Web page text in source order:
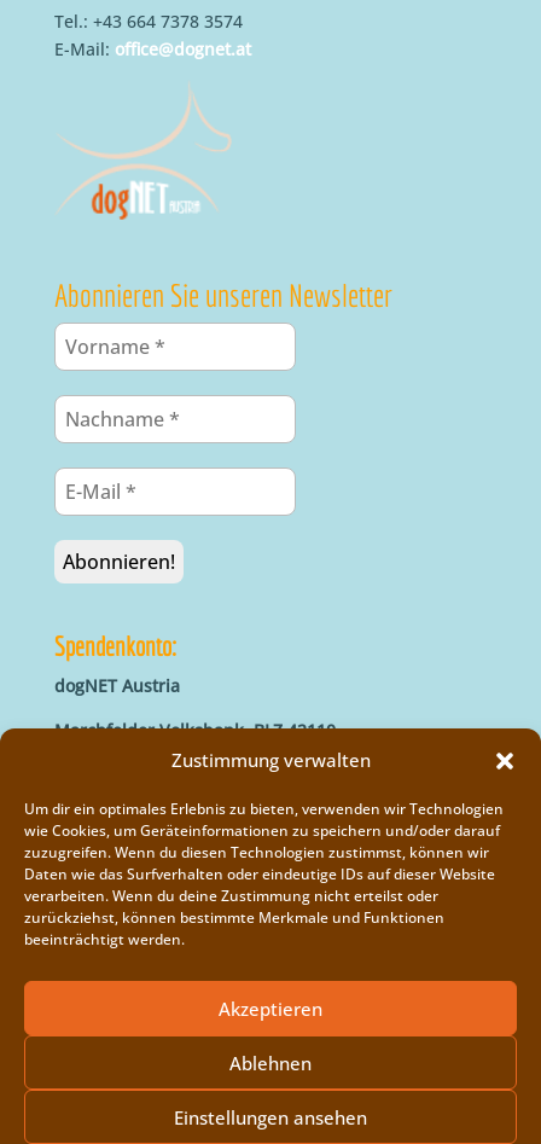
Zustimmung verwalten
Um dir ein optimales Erlebnis zu bieten, verwenden wir Technologien
wie Cookies, um Geräteinformationen zu speichern und/oder darauf
zuzugreifen. Wenn du diesen Technologien zustimmst, können wir
Daten wie das Surfverhalten oder eindeutige IDs auf dieser Website
verarbeiten. Wenn du deine Zustimmung nicht erteilst oder
zurückziehst, können bestimmte Merkmale und Funktionen
beeinträchtigt werden.
Akzeptieren
Ablehnen
Einstellungen ansehen
Tel.: +43 664 7378 3574
E-Mail: office@dognet.at
Abonnieren Sie unseren Newsletter
Spendenkonto:
dogNET Austria
Marchfelder Volksbank, BLZ 42110
IBAN: AT66 4211 0421 5000 0000
Cookie-Richtlinie (EU)